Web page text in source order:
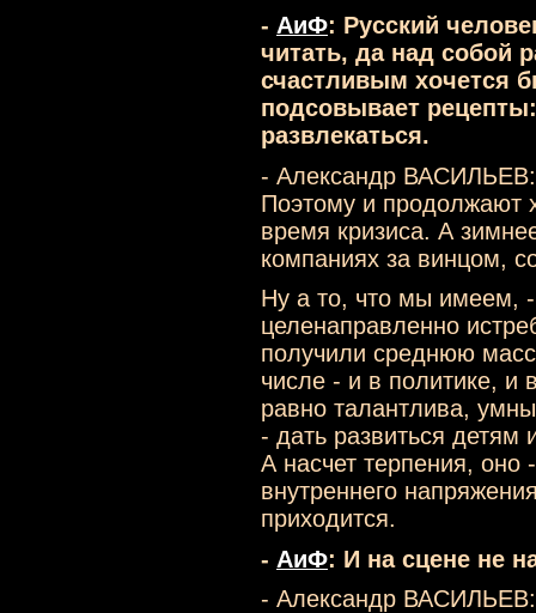
- АиФ: Русский
читать, да над собой
счастливым хочется
подсовывает
развлекаться.
- Александр
Поэтому и продолжают
время кризиса. А
компаниях за винцом,
Ну а то, что мы имеем, -
целенаправленно
получили среднюю
числе - и в политике, и
равно талантлива,
- дать развиться
А насчет терпения, оно
внутреннего
приходится.
- АиФ: И на сцене не
- Александр ВАСИЛЬЕВ: